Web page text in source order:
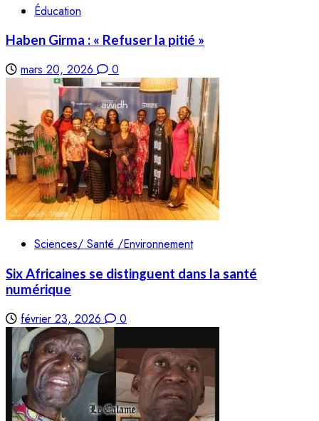
Éducation
Haben Girma : « Refuser la pitié »
mars 20, 2026 0
Sciences/ Santé /Environnement
Six Africaines se distinguent dans la santé
numérique
février 23, 2026 0